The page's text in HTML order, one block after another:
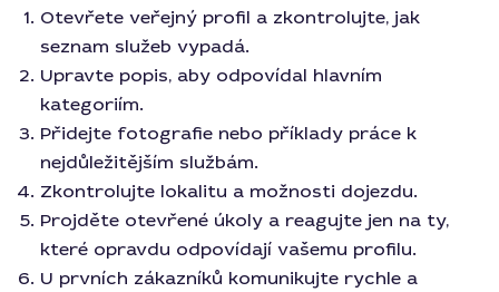
Otevřete veřejný profil a zkontrolujte, jak
seznam služeb vypadá.
Upravte popis, aby odpovídal hlavním
kategoriím.
Přidejte fotografie nebo příklady práce k
nejdůležitějším službám.
Zkontrolujte lokalitu a možnosti dojezdu.
Projděte otevřené úkoly a reagujte jen na ty,
které opravdu odpovídají vašemu profilu.
U prvních zákazníků komunikujte rychle a